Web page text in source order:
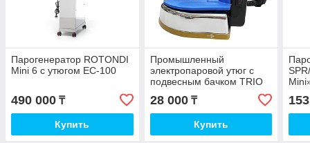
Парогенератор ROTONDI
Mini 6 с утюгом EC-100
490 000 ₸
Купить
Промышленный
электропаровой утюг с
подвесным бачком TRIO
28 000₸
Купить